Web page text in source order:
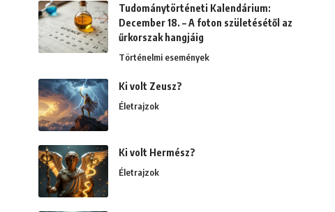
Tudománytörténeti Kalendárium:
December 18. – A foton születésétől az
űrkorszak hangjáig
Történelmi események
Ki volt Zeusz?
Életrajzok
Ki volt Hermész?
Életrajzok